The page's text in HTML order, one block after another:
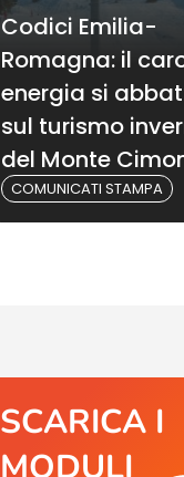
Codici Emilia-
Romagna: il
energia si
sul turismo
del Monte
COMUNICATI STAMPA
SCARICA I